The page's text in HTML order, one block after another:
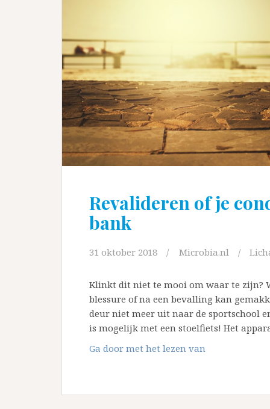
Revalideren of je
bank
31 oktober 2018 Microbia.nl
Klinkt dit niet te mooi om waar te zijn?
blessure of na een bevalling kan
deur niet meer uit naar de sportschool
is mogelijk met een stoelfiets! Het
Ga door met het lezen van